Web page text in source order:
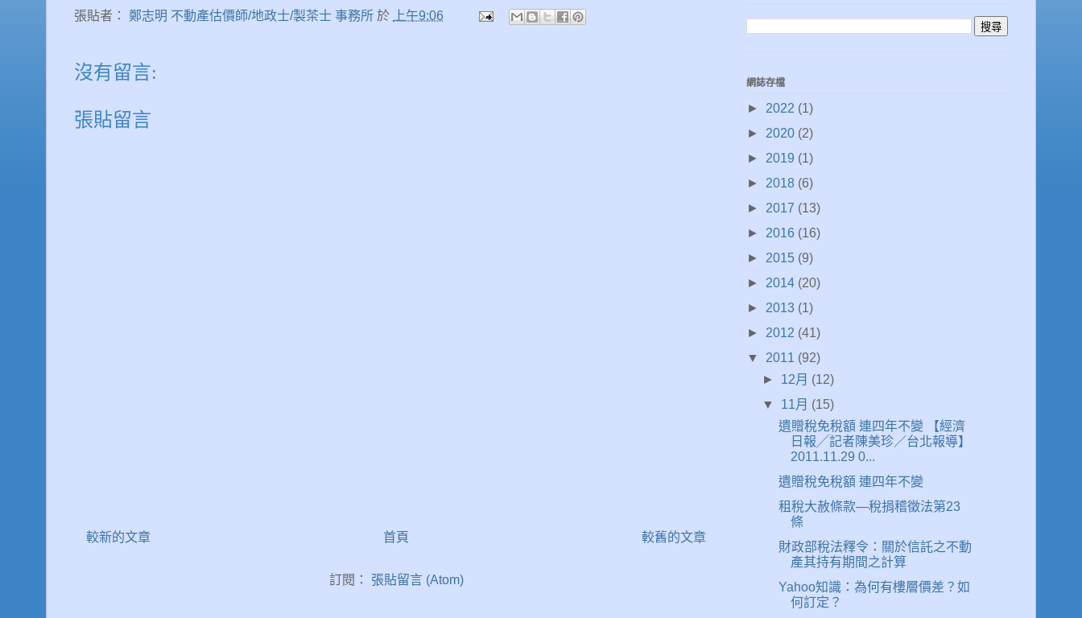
張貼者： 鄭志明 不動產估價師/地政士/製茶士 事務所 於 上午9:06
沒有留言:
張貼留言
較新的文章 較舊的文章
首頁
訂閱： 張貼留言 (Atom)
網誌存檔
► 2022 (1)
► 2020 (2)
► 2019 (1)
► 2018 (6)
► 2017 (13)
► 2016 (16)
► 2015 (9)
► 2014 (20)
► 2013 (1)
► 2012 (41)
▼ 2011 (92)
► 12月 (12)
▼ 11月 (15)
遺贈稅免稅額 連四年不變 【經濟
日報╱記者陳美珍／台北報導】
2011.11.29 0...
遺贈稅免稅額 連四年不變
租稅大赦條款—稅捐稽徵法第23
條
財政部稅法釋令：關於信託之不動
產其持有期間之計算
Yahoo知識：為何有樓層價差？如
何訂定？